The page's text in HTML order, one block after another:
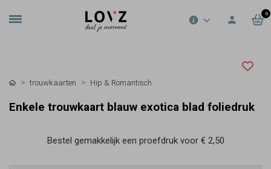
0
trouwkaarten Hip & Romantisch
Enkele trouwkaart blauw exotica blad foliedruk
Bestel gemakkelijk een proefdruk voor € 2,50